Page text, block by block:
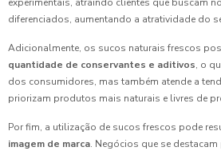
diferenciados, aumentando a atratividade do
Adicionalmente, os sucos naturais frescos
quantidade de conservantes e aditivos, o
dos consumidores, mas também atende a
priorizam produtos mais naturais e livres de
Por fim, a utilização de sucos frescos pode
imagem de marca. Negócios que se